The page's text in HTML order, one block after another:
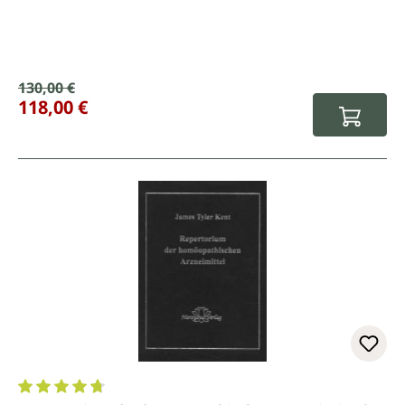
Verkaufspreis:
Regulärer Preis:
130,00 €
118,00 €